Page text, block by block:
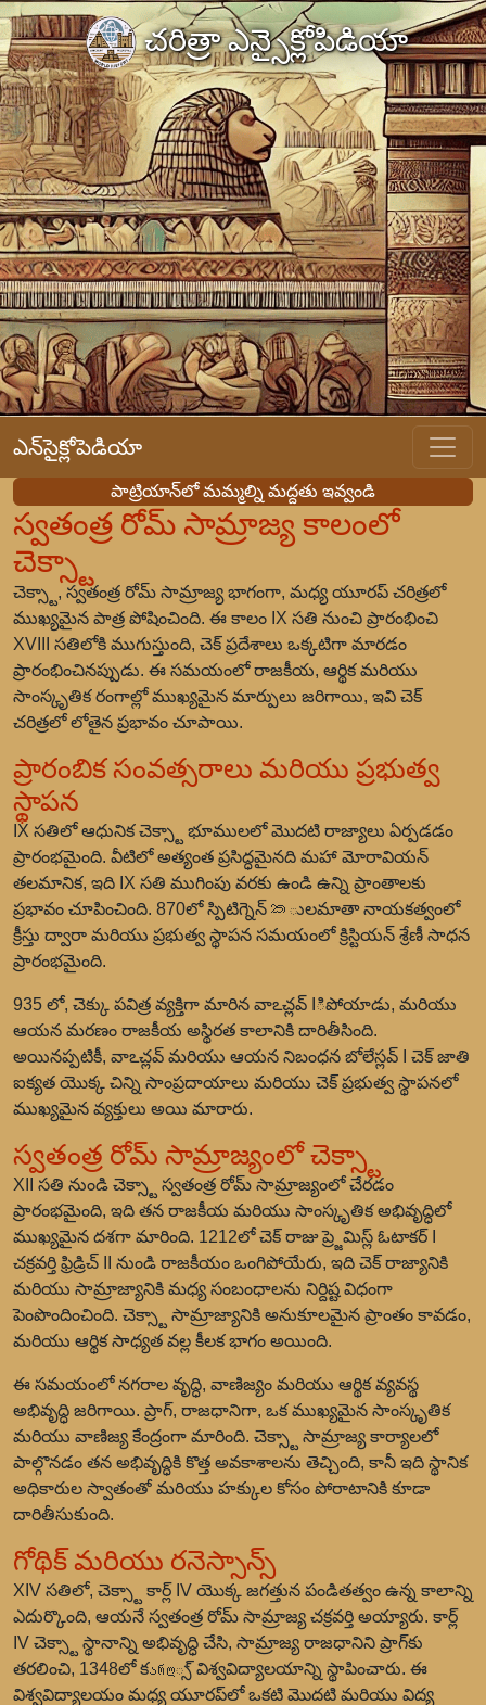
చరిత్రా ఎన్సైక్లోపిడియా
ఎన్‌సైక్లోపెడియా
పాట్రియాన్‌లో మమ్మల్ని మద్దతు ఇవ్వండి
స్వతంత్ర రోమ్ సామ్రాజ్య కాలంలో
చెక్స్టా
చెక్స్టా, స్వతంత్ర రోమ్ సామ్రాజ్య భాగంగా, మధ్య యూరప్ చరిత్రలో
ముఖ్యమైన పాత్ర పోషించింది. ఈ కాలం IX సతి నుంచి ప్రారంభించి
XVIII సతిలోకి ముగుస్తుంది, చెక్ ప్రదేశాలు ఒక్కటిగా మారడం
ప్రారంభించినప్పుడు. ఈ సమయంలో రాజకీయ, ఆర్థిక మరియు
సాంస్కృతిక రంగాల్లో ముఖ్యమైన మార్పులు జరిగాయి, ఇవి చెక్
చరిత్రలో లోతైన ప్రభావం చూపాయి.
ప్రారంబిక సంవత్సరాలు మరియు ప్రభుత్వ
స్థాపన
IX సతిలో ఆధునిక చెక్స్టా భూములలో మొదటి రాజ్యాలు ఏర్పడడం
ప్రారంభమైంది. వీటిలో అత్యంత ప్రసిద్ధమైనది మహా మోరావియన్
తలమానిక, ఇది IX సతి ముగింపు వరకు ఉండి ఉన్ని ప్రాంతాలకు
ప్రభావం చూపించింది. 870లో స్పిటిగ్నెన్ කులమాతా నాయకత్వంలో
క్రీస్తు ద్వారా మరియు ప్రభుత్వ స్థాపన సమయంలో క్రిస్టియన్ శ్రేణీ సాధన
ప్రారంభమైంది.
935 లో, చెక్కు పవిత్ర వ్యక్తిగా మారిన వాఽచ్లవ్ Iిపోయాడు, మరియు
ఆయన మరణం రాజకీయ అస్థిరత కాలానికి దారితీసింది.
అయినప్పటికీ, వాఽచ్లవ్ మరియు ఆయన నిబంధన బోలేస్లవ్ I చెక్ జాతి
ఐక్యత యొక్క చిన్ని సాంప్రదాయాలు మరియు చెక్ ప్రభుత్వ స్థాపనలో
ముఖ్యమైన వ్యక్తులు అయి మారారు.
స్వతంత్ర రోమ్ సామ్రాజ్యంలో చెక్స్టా
XII సతి నుండి చెక్స్టా స్వతంత్ర రోమ్ సామ్రాజ్యంలో చేరడం
ప్రారంభమైంది, ఇది తన రాజకీయ మరియు సాంస్కృతిక అభివృద్ధిలో
ముఖ్యమైన దశగా మారింది. 1212లో చెక్ రాజు ప్ర్జెమిస్ల్ ఓటాకర్ I
చక్రవర్తి ఫ్రిడ్రిచ్ II నుండి రాజకీయం ఒంగిపోయేరు, ఇది చెక్ రాజ్యానికి
మరియు సామ్రాజ్యానికి మధ్య సంబంధాలను నిర్దిష్ట విధంగా
పెంపొందించింది. చెక్స్టా సామ్రాజ్యానికి అనుకూలమైన ప్రాంతం కావడం,
మరియు ఆర్థిక సాధ్యత వల్ల కీలక భాగం అయింది.
ఈ సమయంలో నగరాల వృద్ధి, వాణిజ్యం మరియు ఆర్థిక వ్యవస్థ
అభివృద్ధి జరిగాయి. ప్రాగ్, రాజధానిగా, ఒక ముఖ్యమైన సాంస్కృతిక
మరియు వాణిజ్య కేంద్రంగా మారింది. చెక్స్టా సామ్రాజ్య కార్యాలలో
పాల్గొనడం తన అభివృద్ధికి కొత్త అవకాశాలను తెచ్చింది, కానీ ఇది స్థానిక
అధికారుల స్వాతంతో మరియు హక్కుల కోసం పోరాటానికి కూడా
దారితీసుకుంది.
గోథిక్ మరియు రనెస్సాన్స్
XIV సతిలో, చెక్స్టా కార్ల్ IV యొక్క జగత్తున పండితత్వం ఉన్న కాలాన్ని
ఎదుర్కొంది, ఆయనే స్వతంత్ర రోమ్ సామ్రాజ్య చక్రవర్తి అయ్యారు. కార్ల్
IV చెక్స్టా స్థానాన్ని అభివృద్ధి చేసి, సామ్రాజ్య రాజధానిని ప్రాగ్‌కు
తరలించి, 1348లో కარლ్స్ విశ్వవిద్యాలయాన్ని స్థాపించారు. ఈ
విశ్వవిద్యాలయం మధ్య యూరప్‌లో ఒకటి మొదటి మరియు విద్య